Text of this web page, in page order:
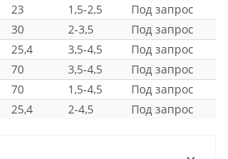
23 1,5-2,5
Под запрос
30 2-3,5
Под запрос
25,4 3,5-4,5
Под запрос
70 3,5-4,5
Под запрос
70 1,5-4,5
Под запрос
25,4 2-4,5 Под запрос